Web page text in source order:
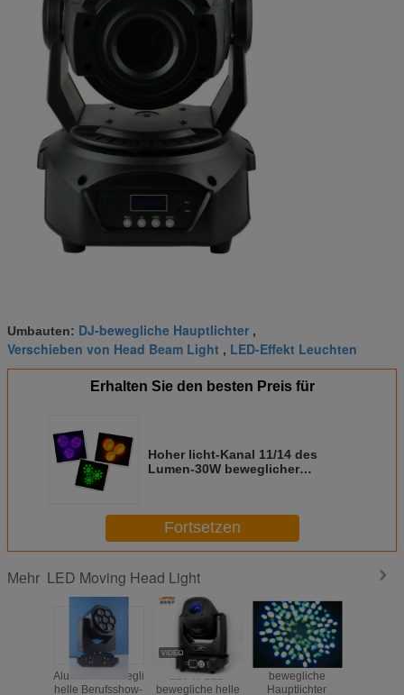
Umbauten: DJ-bewegliche Hauptlichter ,
Verschieben von Head Beam Light , LED-Effekt Leuchten
Erhalten Sie den besten Preis für
Hoher licht-Kanal 11/14 des
Lumen-30W beweglicher
RoHS LED die Lampe
Fortsetzen
Mehr LED Moving Head Light
Aluminiumbewegliche
helle Berufsshow-
120 W LED
bewegliche helle
bewegliche
Hauptlichter